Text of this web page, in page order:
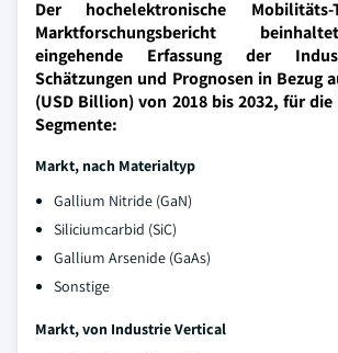
Der hochelektronische Mobilitäts-
Marktforschungsbericht
eingehende Erfassung der
Schätzungen und Prognosen in Bezug
(USD Billion) von 2018 bis 2032, für
Segmente:
Markt, nach Materialtyp
Gallium Nitride (GaN)
Siliciumcarbid (SiC)
Gallium Arsenide (GaAs)
Sonstige
Markt, von Industrie Vertical